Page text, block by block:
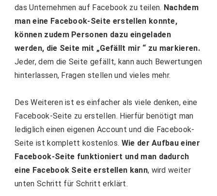
das Unternehmen auf Facebook zu teilen. Nachdem
man eine Facebook-Seite erstellen konnte,
können zudem Personen dazu eingeladen
werden, die Seite mit „Gefällt mir “ zu markieren.
Jeder, dem die Seite gefällt, kann auch Bewertungen
hinterlassen, Fragen stellen und vieles mehr.
Des Weiteren ist es einfacher als viele denken, eine
Facebook-Seite zu erstellen. Hierfür benötigt man
lediglich einen eigenen Account und die Facebook-
Seite ist komplett kostenlos. Wie der Aufbau einer
Facebook-Seite funktioniert und man dadurch
eine Facebook Seite erstellen kann, wird weiter
unten Schritt für Schritt erklärt.